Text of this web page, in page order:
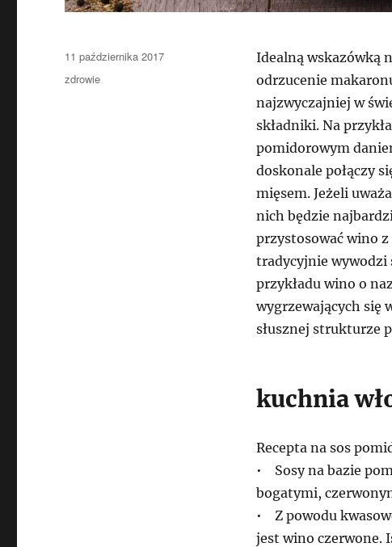
Idealną wskazówką
odrzucenie
najzwyczajniej w
składniki. Na
pomidorowym
doskonale połączy
mięsem. Jeżeli
nich będzie
przystosować wino z
tradycyjnie wywodzi
przykładu wino o
wygrzewających się
słusznej strukturze
kuchnia
Recepta na sos
• Sosy na bazie
bogatymi,
• Z powodu
jest wino czerwone.
Data
publikacji
11 października 2017
Kategorie
zdrowie